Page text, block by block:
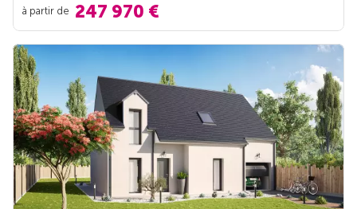
à partir de 247 970 €